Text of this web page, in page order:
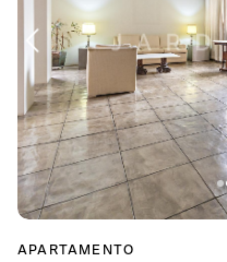
APARTAMENTO